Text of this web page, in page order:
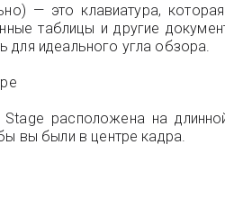
— это клавиатура,
таблицы и другие
для идеального угла обзора.
Stage расположена на
вы были в центре кадра.